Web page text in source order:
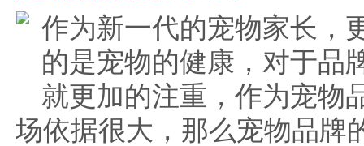
作为新一代的宠物家长，
的是宠物的健康，对于品
就更加的注重，作为宠物
场依据很大，那么宠物品牌